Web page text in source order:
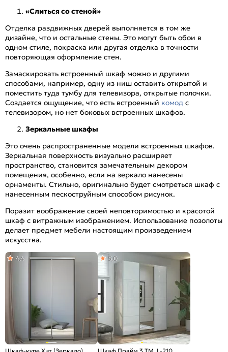
«Слиться со стеной»
Отделка раздвижных дверей выполняется в том же
дизайне, что и остальные стены. Это могут быть обои в
одном стиле, покраска или другая отделка в точности
повторяющая оформление стен.
Замаскировать встроенный шкаф можно и другими
способами, например, одну из ниш оставить открытой и
поместить туда тумбу для телевизора, открытые полочки.
Создается ощущение, что есть встроенный комод с
телевизором, но нет боковых встроенных шкафов.
Зеркальные шкафы
Это очень распространенные модели встроенных шкафов.
Зеркальная поверхность визуально расширяет
пространство, становится замечательным декором
помещения, особенно, если на зеркало нанесены
орнаменты. Стильно, оригинально будет смотреться шкаф с
нанесенным пескоструйным способом рисунок.
Поразит воображение своей неповторимостью и красотой
шкаф с витражным изображением. Использование позолоты
делает предмет мебели настоящим произведением
искусства.
4,4 5,0